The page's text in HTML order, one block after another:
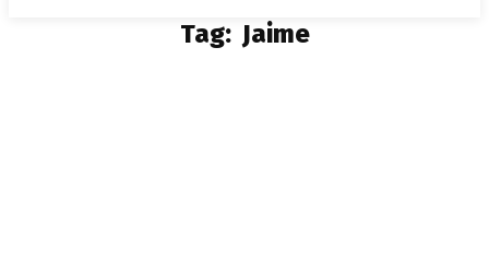
Tag: Jaime